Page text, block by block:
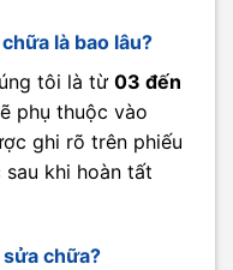
là bao lâu?
tôi là từ 03 đến
phụ thuộc vào
ghi rõ trên phiếu
sau khi hoàn tất
chữa?